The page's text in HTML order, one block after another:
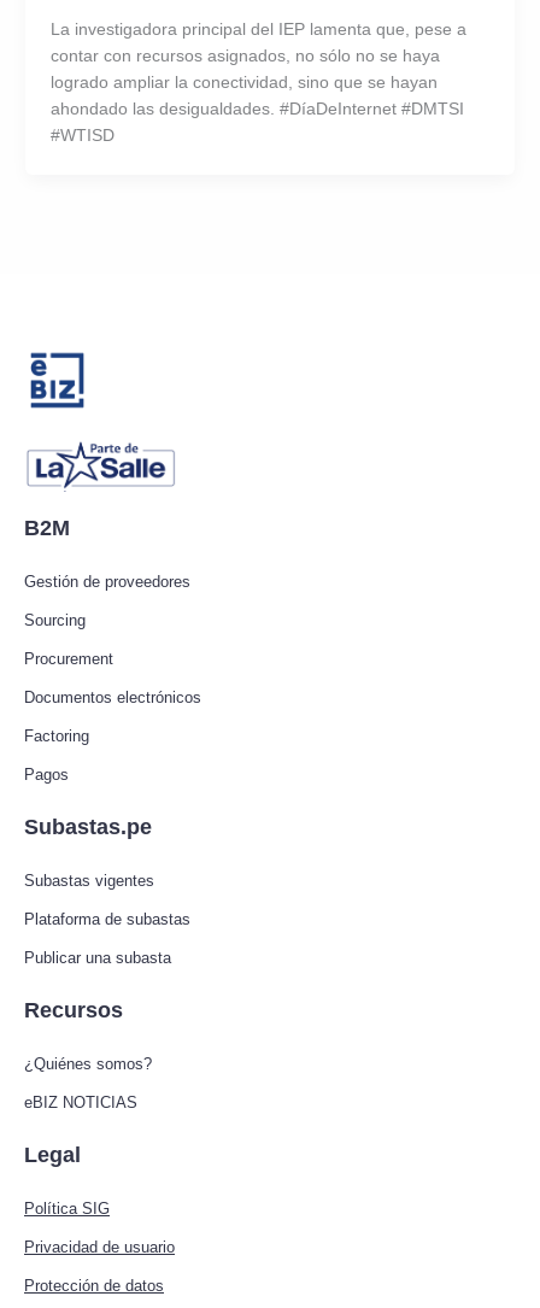
La investigadora principal del IEP lamenta que, pese a
contar con recursos asignados, no sólo no se haya
logrado ampliar la conectividad, sino que se hayan
ahondado las desigualdades. #DíaDeInternet #DMTSI
#WTISD
B2M
Gestión de proveedores
Sourcing
Procurement
Documentos electrónicos
Factoring
Pagos
Subastas.pe
Subastas vigentes
Plataforma de subastas
Publicar una subasta
Recursos
¿Quiénes somos?
eBIZ NOTICIAS
Legal
Política SIG
Privacidad de usuario
Protección de datos